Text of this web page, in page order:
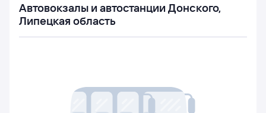
Автовокзалы и автостанции Донского,
Липецкая область